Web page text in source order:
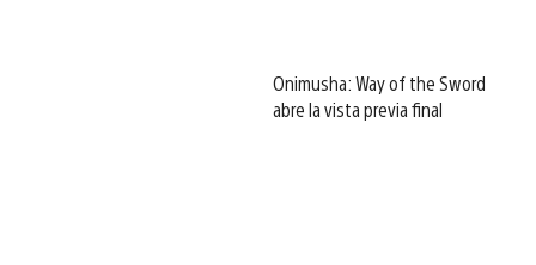
Onimusha: Way of the Sword
abre la vista previa final